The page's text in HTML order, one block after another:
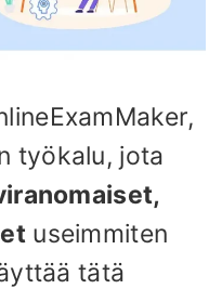
työkalu, jota
useimmiten
tätä